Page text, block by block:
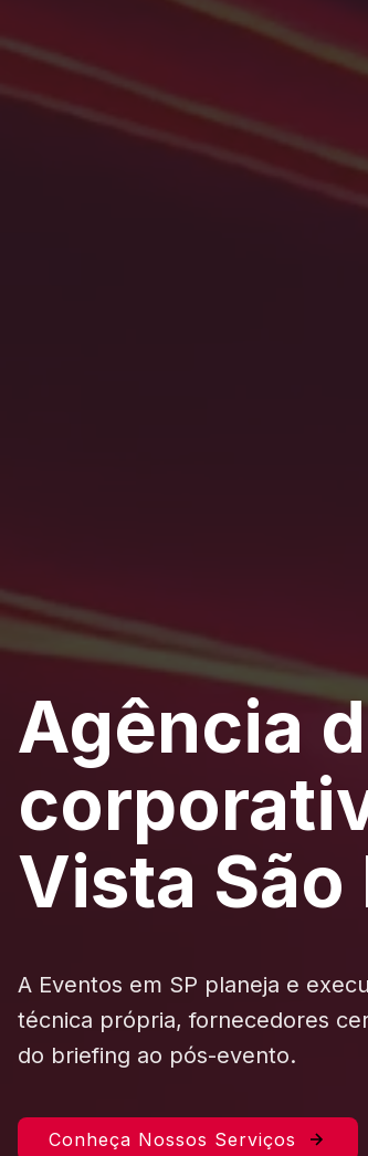
Agência
Vista São
A Eventos em SP planeja e
técnica própria, fornecedores
do briefing ao pós-evento.
Conheça Nossos Serviços